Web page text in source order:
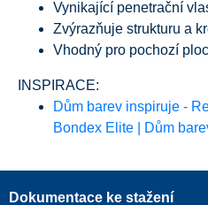
Vynikající penetrační
Zvýrazňuje strukturu a
Vhodný pro pochozí
INSPIRACE:
Dům barev inspiruje -
Bondex Elite | Dům
Dokumentace ke stažení